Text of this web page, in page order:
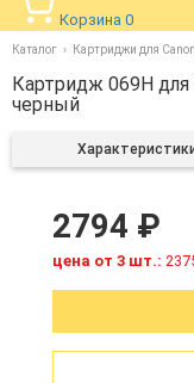
Корзина 0
Каталог Картриджи для Canon
Картридж 069H для
черный
2794 ₽
цена от 3 шт.: